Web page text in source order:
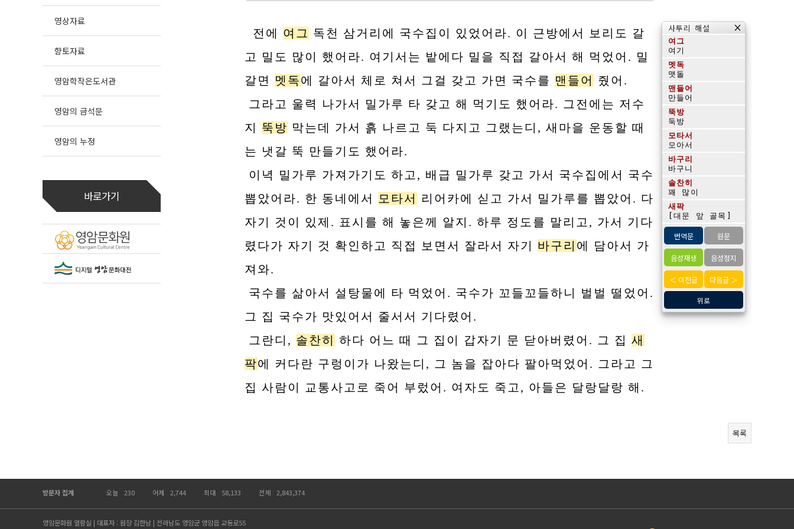
영상자료
향토자료
영암학작은도서관
영암의 금석문
영암의 누정
바로가기
×
사투리 해설
여그
멧독
맨들어
뚝방
모타서
바구리
솔찬히
새팍
[대문 앞 골목]
번역문 원문
음성재생 음성정지
＜ 이전글 다음글 ＞
위로
전에 여그 독천 삼거리에 국수집이 있었어라. 이 근방에서 보리도 갈
고 밀도 많이 했어라. 여기서는 밭에다 밀을 직접 갈아서 해 먹었어. 밀
갈면 멧독에 갈아서 체로 쳐서 그걸 갖고 가면 국수를 맨들어
줬어.
그라고 울력 나가서 밀가루 타 갖고 해 먹기도 했어라. 그전에는 저수
지 뚝방 막는데 가서 흙 나르고 둑 다지고 그랬는디, 새마을 운동할 때
는 냇갈 뚝 만들기도 했어라.
이녁 밀가루 가져가기도 하고, 배급 밀가루 갖고 가서 국수집에서 국수
뽑았어라. 한 동네에서
모타서
리어카에 싣고 가서 밀가루를 뽑았어. 다
자기 것이 있제. 표시를 해 놓은께 알지. 하루 정도를 말리고, 가서 기다
렸다가 자기 것 확인하고 직접 보면서 잘라서 자기 바구리 에 담아서 가
져와.
국수를 삶아서 설탕물에 타 먹었어. 국수가 꼬들꼬들하니 벌벌 떨었어.
그 집 국수가 맛있어서 줄서서 기다렸어.
그란디, 솔찬히 하다 어느 때 그 집이 갑자기 문 닫아버렸어. 그 집 새
팍에 커다란 구렁이가 나왔는디, 그 놈을 잡아다 팔아먹었어. 그라고 그
집 사람이 교통사고로 죽어 부렀어. 여자도 죽고, 아들은 달랑달랑 해.
목록
방문자 집계 오늘 230 어제 2,744 최대 58,133 전체 2,843,374
영암문화원 열람실 | 대표자 : 원장 김한남 | 전라남도 영암군 영암읍 교동로55